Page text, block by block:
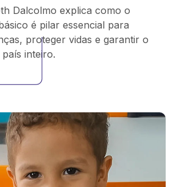
Dalcolmo explica como o
é pilar essencial para
proteger vidas e garantir o
inteiro.